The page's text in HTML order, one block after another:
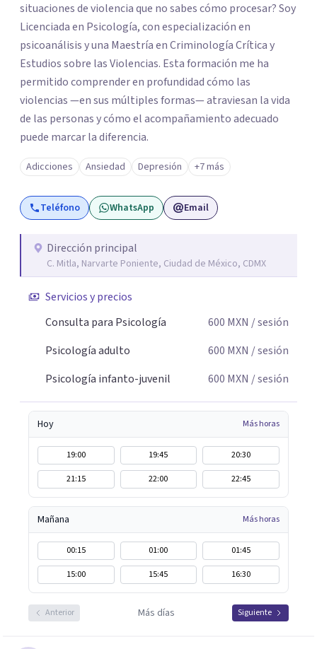
situaciones de violencia que no sabes cómo procesar? Soy
Licenciada en Psicología, con especialización en
psicoanálisis y una Maestría en Criminología Crítica y
Estudios sobre las Violencias. Esta formación me ha
permitido comprender en profundidad cómo las
violencias —en sus múltiples formas— atraviesan la vida
de las personas y cómo el acompañamiento adecuado
puede marcar la diferencia.
Adicciones Ansiedad Depresión +7 más
Teléfono WhatsApp Email
Dirección principal
C. Mitla, Narvarte Poniente, Ciudad de México, CDMX
Servicios y precios
Consulta para Psicología
600 MXN / sesión
Psicología adulto
600 MXN / sesión
Psicología infanto-juvenil
600 MXN / sesión
Hoy Más horas
19:00 19:45
20:30
21:15
22:00 22:45
Mañana Más horas
00:15 01:00
01:45
15:00
15:45 16:30
Anterior Más días Siguiente